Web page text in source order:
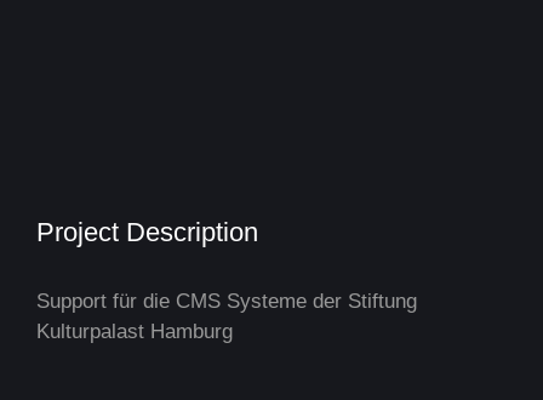
Project Description
Support für die CMS Systeme der Stiftung
Kulturpalast Hamburg